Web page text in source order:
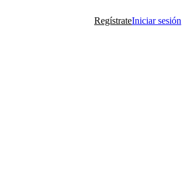
RegístrateIniciar sesión